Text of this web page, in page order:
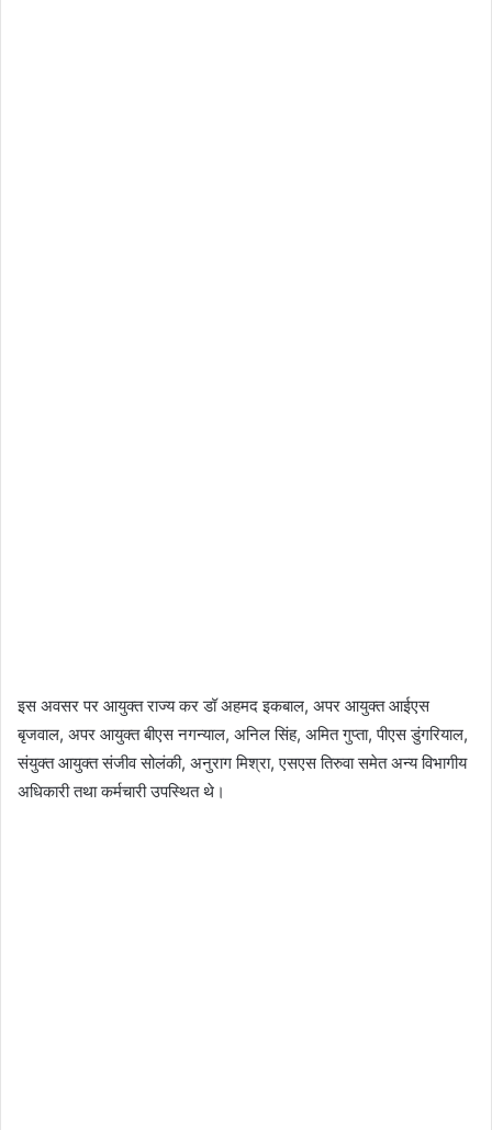
इस अवसर पर आयुक्त राज्य कर डॉ अहमद इकबाल, अपर आयुक्त आईएस
बृजवाल, अपर आयुक्त बीएस नगन्याल, अनिल सिंह, अमित गुप्ता, पीएस डुंगरियाल,
संयुक्त आयुक्त संजीव सोलंकी, अनुराग मिश्रा, एसएस तिरुवा समेत अन्य विभागीय
अधिकारी तथा कर्मचारी उपस्थित थे।